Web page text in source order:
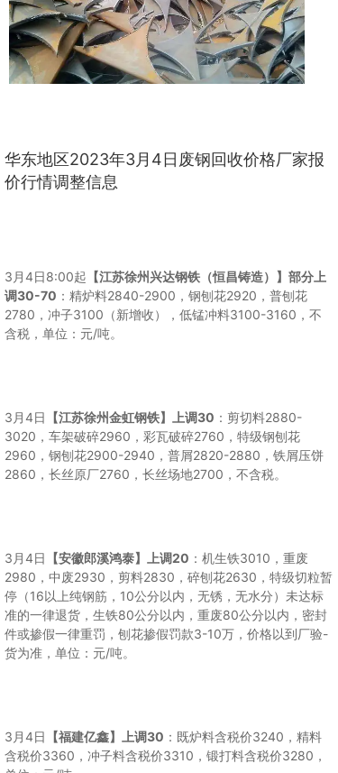
华东地区2023年3月4日废钢回收价格厂家报
价行情调整信息
3月4日8:00起 【江苏徐州兴达钢铁（恒昌铸造）】 部分上
调30-70 ：精炉料2840-2900，钢刨花2920，普刨花
2780，冲子3100（新增收），低锰冲料3100-3160，不
含税，单位：元/吨。
3月4日 【江苏徐州金虹钢铁】 上调30 ：剪切料2880-
3020，车架破碎2960，彩瓦破碎2760，特级钢刨花
2960，钢刨花2900-2940，普屑2820-2880，铁屑压饼
2860，长丝原厂2760，长丝场地2700，不含税。
3月4日 【安徽郎溪鸿泰】 上调20 ：机生铁3010，重废
2980，中废2930，剪料2830，碎刨花2630，特级切粒暂
停（16以上纯钢筋，10公分以内，无锈，无水分）未达标
准的一律退货，生铁80公分以内，重废80公分以内，密封
件或掺假一律重罚，刨花掺假罚款3-10万，价格以到厂验-
货为准，单位：元/吨。
3月4日 【福建亿鑫】 上调30 ：既炉料含税价3240，精料
含税价3360，冲子料含税价3310，锻打料含税价3280，